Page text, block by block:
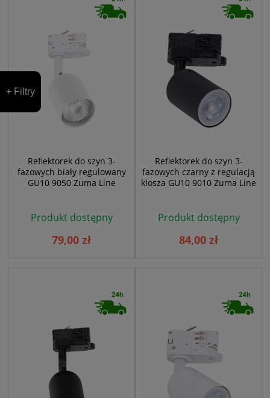
Reflektorek do szyn 3-
fazowych biały regulowany
GU10 9050 Zuma Line
Produkt dostępny
79,00 zł
Reflektorek do szyn 3-
fazowych czarny z regulacją
klosza GU10 9010 Zuma Line
Produkt dostępny
84,00 zł
+ Filtry